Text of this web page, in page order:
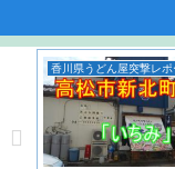
香川県うどん屋突撃レポ